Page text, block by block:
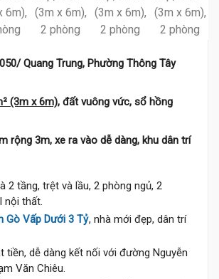
Quang Trung, Phường Thông Tây
(3m x 6m), đất vuông vức, sổ hồng
rộng 3m, xe ra vào dễ dàng, khu dân trí
2 tầng, trệt và lầu, 2 phòng ngủ, 2
nội thất.
Gò Vấp Dưới 3 Tỷ, nhà mới đẹp, dân trí
tiền, dễ dàng kết nối với đường Nguyễn
Văn Chiêu.